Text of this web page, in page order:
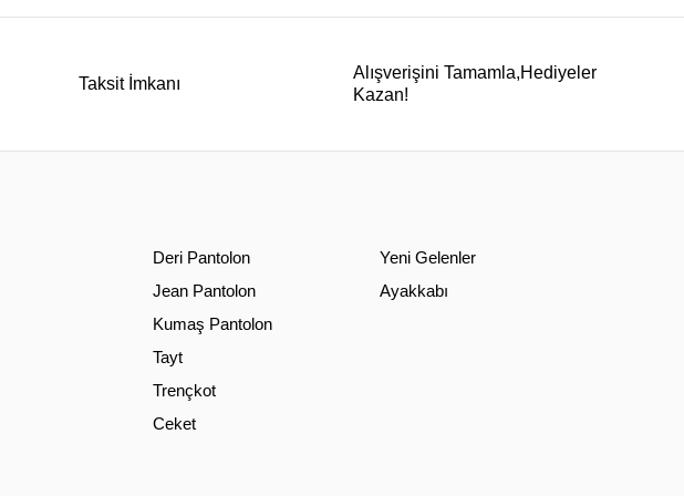
Taksit İmkanı
Alışverişini Tamamla,Hediyeler
Kazan!
Deri Pantolon
Jean Pantolon
Kumaş Pantolon
Tayt
Trençkot
Ceket
Yeni Gelenler
Ayakkabı